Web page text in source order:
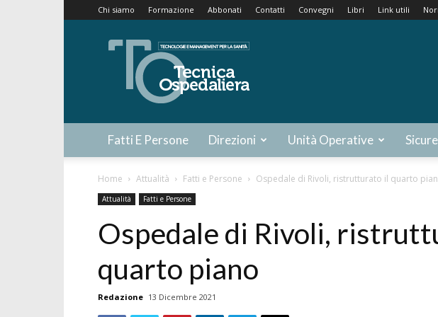
Chi siamo Formazione Abbonati Contatti Convegni Libri Link utili
Tecnica
Ospedaliera
Fatti E Persone Direzioni Unità Operative
Home Attualità Fatti e Persone Ospedale di Rivoli, ristrutturato il quarto
Attualità Fatti e Persone
Ospedale di Rivoli,
quarto piano
Redazione 13 Dicembre 2021